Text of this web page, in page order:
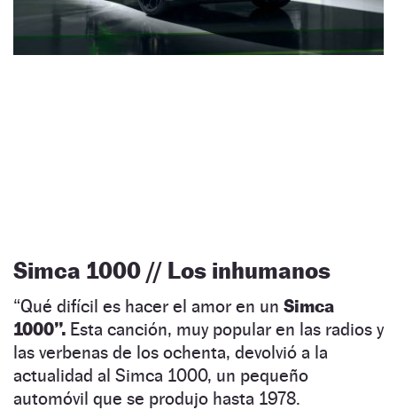
Simca 1000 // Los inhumanos
“Qué difícil es hacer el amor en un Simca
1000”. Esta canción, muy popular en las radios y
las verbenas de los ochenta, devolvió a la
actualidad al Simca 1000, un pequeño
automóvil que se produjo hasta 1978.